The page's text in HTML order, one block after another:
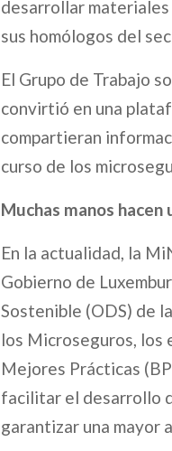
desarrollar
sus homólogos del
El Grupo de Trabajo
convirtió en una
compartieran
curso de los
Muchas manos
En la actualidad, la
Gobierno de
Sostenible (ODS) de
los Microseguros, los
Mejores Prácticas
facilitar el desarrollo
garantizar una mayor